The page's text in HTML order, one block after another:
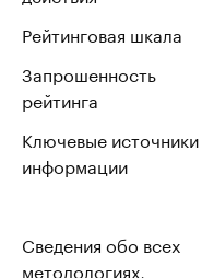
Рейтинговая шкала
Запрошенность
рейтинга
Ключевые источники
информации
Сведения обо всех
методологиях,